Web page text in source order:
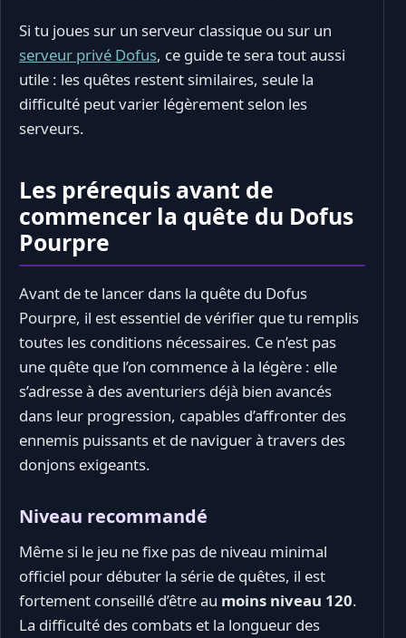
Si tu joues sur un serveur classique ou sur un
serveur privé Dofus, ce guide te sera tout aussi
utile : les quêtes restent similaires, seule la
difficulté peut varier légèrement selon les
serveurs.
Les prérequis avant de
commencer la quête du Dofus
Pourpre
Avant de te lancer dans la quête du Dofus
Pourpre, il est essentiel de vérifier que tu remplis
toutes les conditions nécessaires. Ce n’est pas
une quête que l’on commence à la légère : elle
s’adresse à des aventuriers déjà bien avancés
dans leur progression, capables d’affronter des
ennemis puissants et de naviguer à travers des
donjons exigeants.
Niveau recommandé
Même si le jeu ne fixe pas de niveau minimal
officiel pour débuter la série de quêtes, il est
fortement conseillé d’être au moins niveau 120.
La difficulté des combats et la longueur des